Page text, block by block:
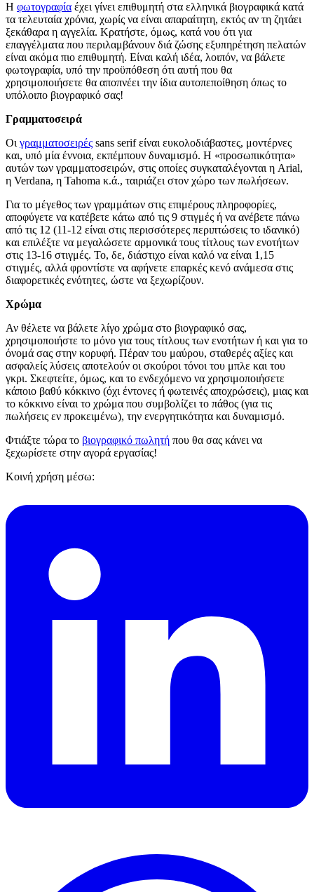
Η φωτογραφία έχει γίνει επιθυμητή στα ελληνικά βιογραφικά κατά
τα τελευταία χρόνια, χωρίς να είναι απαραίτητη, εκτός αν τη ζητάει
ξεκάθαρα η αγγελία. Κρατήστε, όμως, κατά νου ότι για
επαγγέλματα που περιλαμβάνουν διά ζώσης εξυπηρέτηση πελατών
είναι ακόμα πιο επιθυμητή. Είναι καλή ιδέα, λοιπόν, να βάλετε
φωτογραφία, υπό την προϋπόθεση ότι αυτή που θα
χρησιμοποιήσετε θα αποπνέει την ίδια αυτοπεποίθηση όπως το
υπόλοιπο βιογραφικό σας!
Γραμματοσειρά
Οιγραμματοσειρές sans serif είναι ευκολοδιάβαστες, μοντέρνες
και, υπό μία έννοια, εκπέμπουν δυναμισμό. Η «προσωπικότητα»
αυτών των γραμματοσειρών, στις οποίες συγκαταλέγονται η Arial,
η Verdana, η Tahoma κ.ά., ταιριάζει στον χώρο των πωλήσεων.
Για το μέγεθος των γραμμάτων στις επιμέρους πληροφορίες,
αποφύγετε να κατέβετε κάτω από τις 9 στιγμές ή να ανέβετε πάνω
από τις 12 (11-12 είναι στις περισσότερες περιπτώσεις το ιδανικό)
και επιλέξτε να μεγαλώσετε αρμονικά τους τίτλους των ενοτήτων
στις 13-16 στιγμές. Το, δε, διάστιχο είναι καλό να είναι 1,15
στιγμές, αλλά φροντίστε να αφήνετε επαρκές κενό ανάμεσα στις
διαφορετικές ενότητες, ώστε να ξεχωρίζουν.
Χρώμα
Αν θέλετε να βάλετε λίγο χρώμα στο βιογραφικό σας,
χρησιμοποιήστε το μόνο για τους τίτλους των ενοτήτων ή και για το
όνομά σας στην κορυφή. Πέραν του μαύρου, σταθερές αξίες και
ασφαλείς λύσεις αποτελούν οι σκούροι τόνοι του μπλε και του
γκρι. Σκεφτείτε, όμως, και το ενδεχόμενο να χρησιμοποιήσετε
κάποιο βαθύ κόκκινο (όχι έντονες ή φωτεινές αποχρώσεις), μιας και
το κόκκινο είναι το χρώμα που συμβολίζει το πάθος (για τις
πωλήσεις εν προκειμένω), την ενεργητικότητα και δυναμισμό.
Φτιάξτε τώρα το βιογραφικό πωλητή που θα σας κάνει να
ξεχωρίσετε στην αγορά εργασίας!
Κοινή χρήση μέσω: